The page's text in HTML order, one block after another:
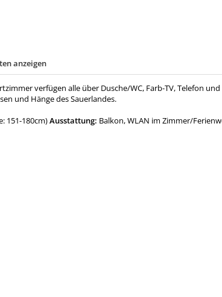
anzeigen
verfügen alle über Dusche/WC, Farb-TV, Telefon
und Hänge des Sauerlandes.
151-180cm)Ausstattung: Balkon, WLAN im Zimmer/